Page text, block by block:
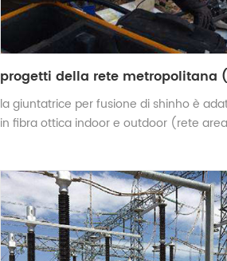
progetti della rete metropolitana
la giuntatrice per fusione di shinho è
in fibra ottica indoor e outdoor (rete